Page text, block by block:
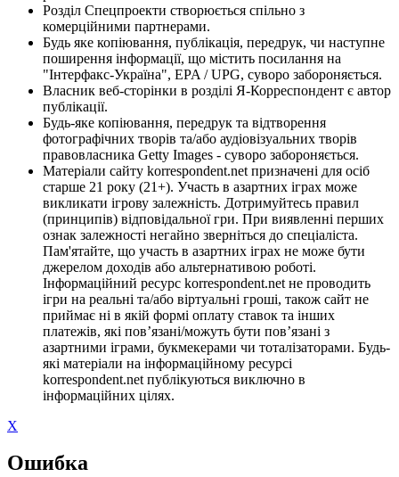
Розділ Спецпроекти створюється спільно з
комерційними партнерами.
Будь яке копіювання, публікація, передрук, чи наступне
поширення інформації, що містить посилання на
"Інтерфакс-Україна", EPA / UPG, суворо забороняється.
Власник веб-сторінки в розділі Я-Корреспондент є автор
публікації.
Будь-яке копіювання, передрук та відтворення
фотографічних творів та/або аудіовізуальних творів
правовласника Getty Images - суворо забороняється.
Матеріали сайту korrespondent.net призначені для осіб
старше 21 року (21+). Участь в азартних іграх може
викликати ігрову залежність. Дотримуйтесь правил
(принципів) відповідальної гри. При виявленні перших
ознак залежності негайно зверніться до спеціаліста.
Пам'ятайте, що участь в азартних іграх не може бути
джерелом доходів або альтернативою роботі.
Інформаційний ресурс korrespondent.net не проводить
ігри на реальні та/або віртуальні гроші, також сайт не
приймає ні в якій формі оплату ставок та інших
платежів, які пов’язані/можуть бути пов’язані з
азартними іграми, букмекерами чи тоталізаторами. Будь-
які матеріали на інформаційному ресурсі
korrespondent.net публікуються виключно в
інформаційних цілях.
X
Ошибка